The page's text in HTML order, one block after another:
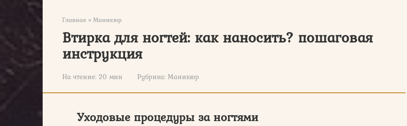
Главная » Маникюр
Втирка для ногтей: как наносить? пошаговая
инструкция
На чтение: 20 мин Рубрика: Маникюр
Уходовые процедуры за ногтями